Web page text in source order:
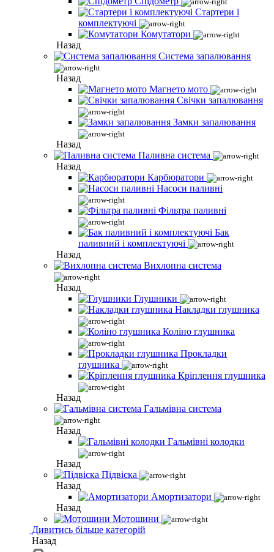
Стартери і
комплектуючі
Комутатори
Назад
Система запалювання
Назад
Магнето мото
Свічки запалювання
Замки запалювання
Назад
Паливна система
Назад
Карбюратори
Насоси паливні
Фільтра паливні
Бак
паливний і комплектуючі
Назад
Вихлопна система
Назад
Глушники
Накладки глушника
Коліно глушника
Прокладки
глушника
Кріплення глушника
Назад
Гальмівна система
Назад
Гальмівні колодки
Назад
Підвіска
Назад
Амортизатори
Назад
Мотошини
Дивитись більше категорій
Назад